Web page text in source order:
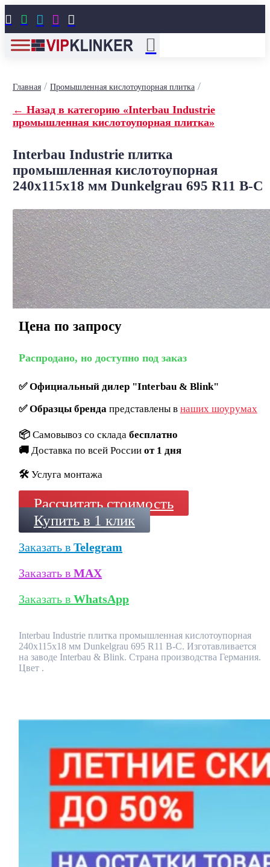
    
Главная/ Промышленная кислотоупорная плитка/
← Назад в категорию «Interbau Industrie
промышленная кислотоупорная плитка»
Interbau Industrie плитка
промышленная кислотоупорная
240x115x18 мм Dunkelgrau 695 R11 B-C
Цена по запросу
Распродано, но доступно под заказ
✅Официальный дилер "Interbau & Blink"
✅Образцы брендапредставлены в наших шоурумах
📦 Самовывоз со склада бесплатно
🚚 Доставка по всей России от 1 дня
🛠️ Услуга монтажа
Рассчитать стоимость
Купить в 1 клик
Заказать в Telegram
Заказать в MAX
Заказать в WhatsApp
Interbau Industrie плитка промышленная кислотоупорная
240x115x18 мм Dunkelgrau 695 R11 B-C. Изготавливается
на заводе Interbau & Blink. Страна производства Германия.
Цвет .